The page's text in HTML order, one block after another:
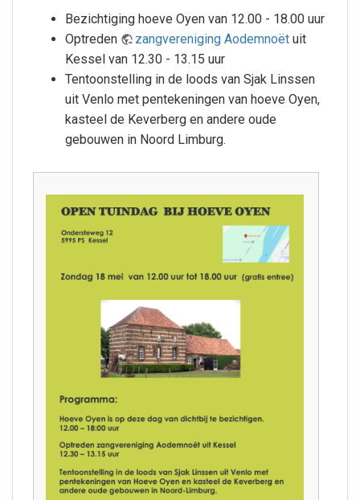
Bezichtiging hoeve Oyen van 12.00 - 18.00 uur
Optreden
zangvereniging Aodemnoët uit
Kessel van 12.30 - 13.15 uur
Tentoonstelling in de loods van Sjak Linssen
uit Venlo met pentekeningen van hoeve Oyen,
kasteel de Keverberg en andere oude
gebouwen in Noord Limburg.